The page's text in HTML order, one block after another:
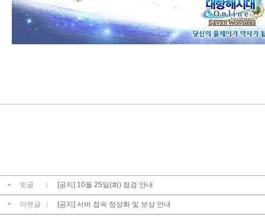
윗글 | [공지] 10월 25일(화) 점검 안내
아랫글 | [공지] 서버 접속 정상화 및 보상 안내